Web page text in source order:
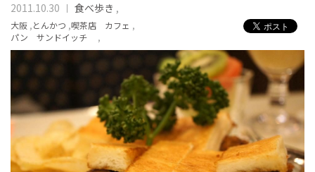
2011.10.30 食べ歩き ,
大阪 ,とんかつ ,喫茶店 カフェ ,
パン サンドイッチ
,